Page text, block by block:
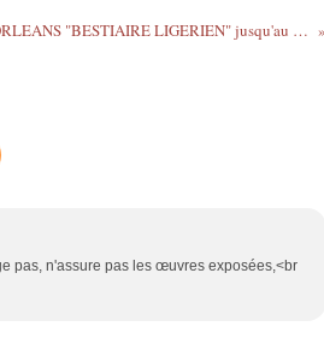
ORLEANS "BESTIAIRE LIGERIEN" jusqu'au 19 juin...
pas, n'assure pas les œuvres exposées,<br